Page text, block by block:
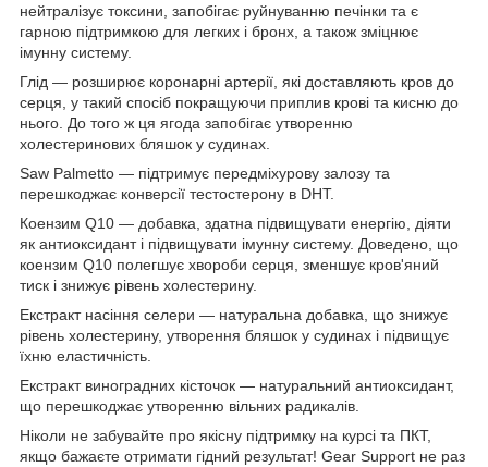
нейтралізує токсини, запобігає руйнуванню печінки та є
гарною підтримкою для легких і бронх, а також зміцнює
імунну систему.
Глід — розширює коронарні артерії, які доставляють кров до
серця, у такий спосіб покращуючи приплив крові та кисню до
нього. До того ж ця ягода запобігає утворенню
холестеринових бляшок у судинах.
Saw Palmetto — підтримує передміхурову залозу та
перешкоджає конверсії тестостерону в DHT.
Коензим Q10 — добавка, здатна підвищувати енергію, діяти
як антиоксидант і підвищувати імунну систему. Доведено, що
коензим Q10 полегшує хвороби серця, зменшує кров'яний
тиск і знижує рівень холестерину.
Екстракт насіння селери — натуральна добавка, що знижує
рівень холестерину, утворення бляшок у судинах і підвищує
їхню еластичність.
Екстракт виноградних кісточок — натуральний антиоксидант,
що перешкоджає утворенню вільних радикалів.
Ніколи не забувайте про якісну підтримку на курсі та ПКТ,
якщо бажаєте отримати гідний результат! Gear Support не раз